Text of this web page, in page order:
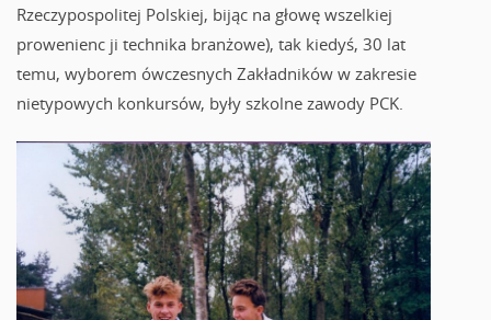
Rzeczypospolitej Polskiej, bijąc na głowę wszelkiej
prowenienc ji technika branżowe), tak kiedyś, 30 lat
temu, wyborem ówczesnych Zakładników w zakresie
nietypowych konkursów, były szkolne zawody PCK.